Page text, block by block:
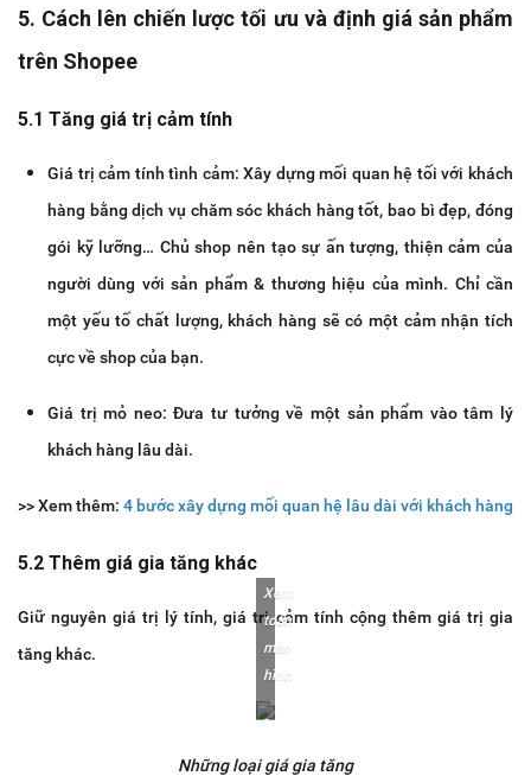
5. Cách lên chiến lược tối ưu và định giá sản phẩm
trên Shopee
5.1 Tăng giá trị cảm tính
Giá trị cảm tính tình cảm: Xây dựng mối quan hệ tối với khách
hàng bằng dịch vụ chăm sóc khách hàng tốt, bao bì đẹp, đóng
gói kỹ lưỡng… Chủ shop nên tạo sự ấn tượng, thiện cảm của
người dùng với sản phẩm & thương hiệu của mình. Chỉ cần
một yếu tố chất lượng, khách hàng sẽ có một cảm nhận tích
cực về shop của bạn.
Giá trị mỏ neo: Đưa tư tưởng về một sản phẩm vào tâm lý
khách hàng lâu dài.
>> Xem thêm: 4 bước xây dựng mối quan hệ lâu dài với khách hàng
5.2 Thêm giá gia tăng khác
Giữ nguyên giá trị lý tính, giá trị cảm tính cộng thêm giá trị gia
tăng khác.
Xem
toàn
màn
hình
Những loại giá gia tăng